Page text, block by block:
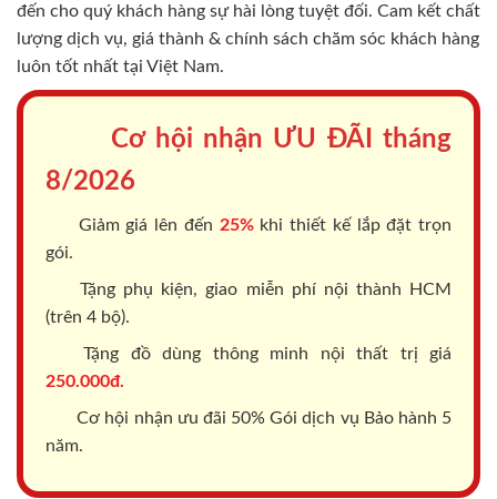
đến cho quý khách hàng sự hài lòng tuyệt đối. Cam kết chất
lượng dịch vụ, giá thành & chính sách chăm sóc khách hàng
luôn tốt nhất tại Việt Nam.
Cơ hội nhận ƯU ĐÃI tháng
8/2026
Giảm giá lên đến 25%khi thiết kế lắp đặt trọn
gói.
Tặng phụ kiện, giao miễn phí nội thành HCM
(trên 4 bộ).
Tặng đồ dùng thông minh nội thất trị giá
250.000đ.
Cơ hội nhận ưu đãi 50% Gói dịch vụ Bảo hành 5
năm.